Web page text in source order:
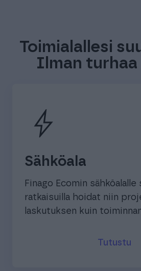
Toimialallesi
Ilman turhaa
bolt
Sähköala
Finago Ecomin sähköalalle
ratkaisuilla hoidat niin
laskutuksen kuin
Tutustu